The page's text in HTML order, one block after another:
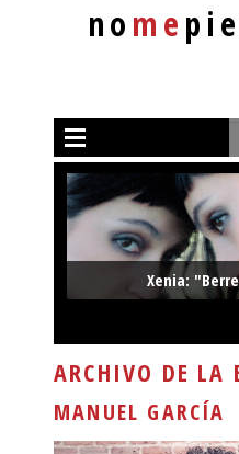
nome
Xenia:
ARCHIVO DE LA
MANUEL GARCÍA